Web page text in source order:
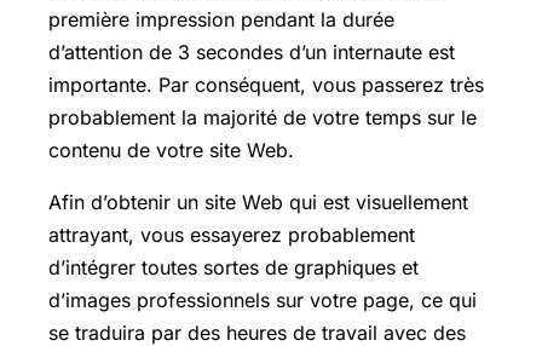
première impression pendant la durée
d’attention de 3 secondes d’un internaute est
importante. Par conséquent, vous passerez très
probablement la majorité de votre temps sur le
contenu de votre site Web.
Afin d’obtenir un site Web qui est visuellement
attrayant, vous essayerez probablement
d’intégrer toutes sortes de graphiques et
d’images professionnels sur votre page, ce qui
se traduira par des heures de travail avec des